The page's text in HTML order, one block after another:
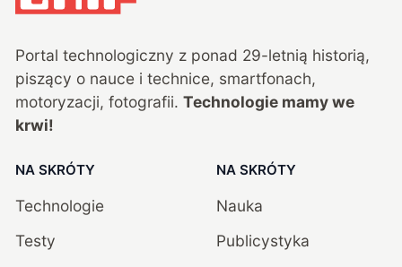
Portal technologiczny z ponad 29-letnią historią,
piszący o nauce i technice, smartfonach,
motoryzacji, fotografii. Technologie mamy we
krwi!
NA SKRÓTY
Technologie
Testy
NA SKRÓTY
Nauka
Publicystyka